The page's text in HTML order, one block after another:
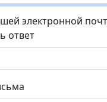
электронной
ответ